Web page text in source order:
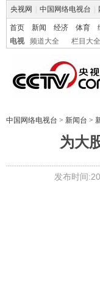
央视网 中国网络电视台
首页 新闻 经济 体育
电视
频道大全 栏目大全
中国网络电视台 > 新闻台 >
为大
发布时间